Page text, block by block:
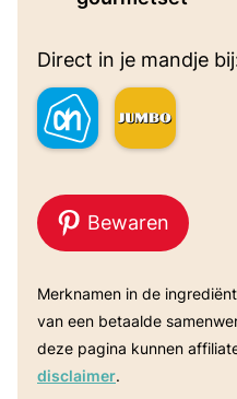
Direct in je mandje
Bewaren
Merknamen in de ingrediëntenlijst kunnen het gevolg zijn
van een betaalde
deze pagina kunnen
disclaimer.